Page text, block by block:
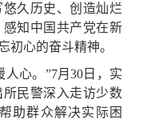
久历史、创造灿烂
知中国共产党在新
初心的奋斗精神。
心。”7月30日，实
民警深入走访少数
助群众解决实际困